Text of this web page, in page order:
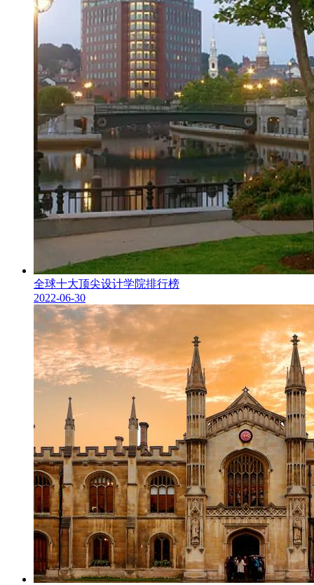
全球十大顶尖设计学院排行榜
2022-06-30